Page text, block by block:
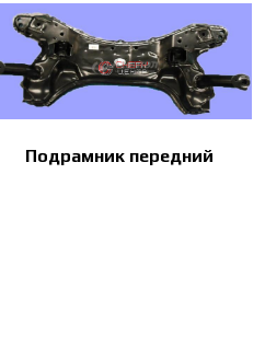
Подрамник передний